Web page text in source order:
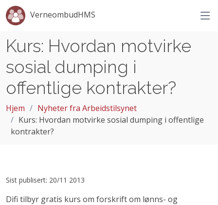
VerneombudHMS
Kurs: Hvordan motvirke
sosial dumping i
offentlige kontrakter?
Hjem
Nyheter fra Arbeidstilsynet
Kurs: Hvordan motvirke sosial dumping i offentlige
kontrakter?
Sist publisert: 20/11 2013
Difi tilbyr gratis kurs om forskrift om lønns- og